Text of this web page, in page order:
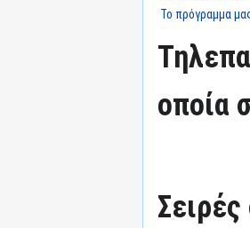
Το πρόγραμμα
οποία